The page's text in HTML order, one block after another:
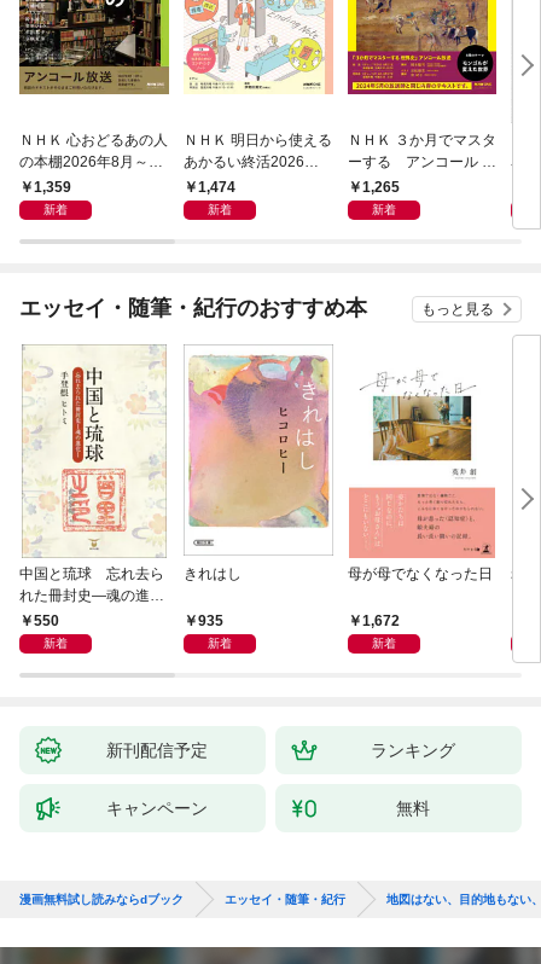
ＮＨＫ 心おどるあの人
の本棚2026年8月～9
月1,359
新着
ＮＨＫ 明日から使える
あかるい終活2026年8
月～9月
1,474
新着
ＮＨＫ ３か月でマスタ
ーする アンコール 世
界史2026年8月
1,265
新着
名
宣
エッセイ・随筆・紀行のおすすめ本 もっと見る
中国と琉球 忘れ去ら
れた冊封史―魂の進化
―550
新着
きれはし
935
新着
母が母でなくなった日
1,672
新着
老
新刊配信予定 ランキング
キャンペーン 無料
漫画無料試し読みならdブック エッセイ・随筆・紀行 地図はない、目的地もない